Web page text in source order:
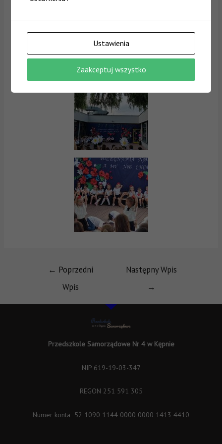
← Poprzedni
Wpis
Następny Wpis
→
Przedszkole Samorządowe Nr 4 w Kępnie
NIP 619-19-03-347
REGON 251 591 305
Numer konta 52 1090 1144 0000 0000 1413 4410
Ustawienia
Zaakceptuj wszystko